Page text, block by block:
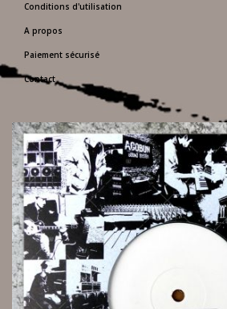
Conditions d'utilisation
A propos
Paiement sécurisé
Contact